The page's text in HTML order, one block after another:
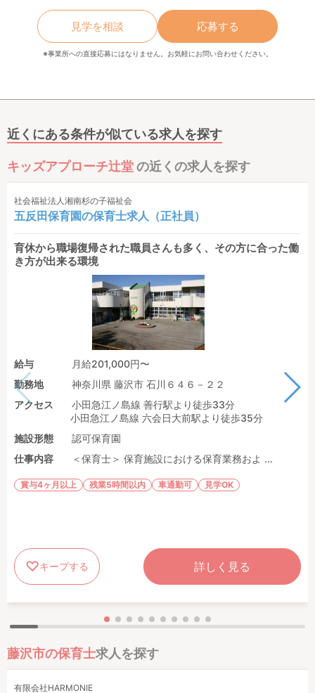
見学を相談 応募する
※事業所への直接応募にはなりません。お気軽にお問い合わせください。
近くにある条件が似ている求人を探す
キッズアプローチ辻堂の近くの求人を探す
社会福祉法人湘南杉の子福祉会
五反田保育園の保育士求人（正社員）
育休から職場復帰された職員さんも多く、その方に合った働
き方が出来る環境
給与
月給201,000円〜
勤務地
神奈川県 藤沢市 石川６４６－２２
アクセス
小田急江ノ島線 善行駅より徒歩33分
小田急江ノ島線 六会日大前駅より徒歩35分
施設形態
認可保育園
仕事内容
＜保育士＞ 保育施設における保育業務およ ...
賞与4ヶ月以上 残業5時間以内 車通勤可 見学OK
キープする 詳しく見る
藤沢市の保育士求人を探す
有限会社HARMONIE